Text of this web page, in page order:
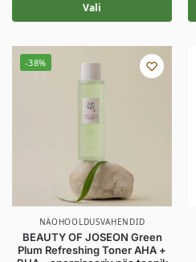
Vali
-38%
NÄOHOOLDUSVAHENDID
BEAUTY OF JOSEON Green
Plum Refreshing Toner AHA +